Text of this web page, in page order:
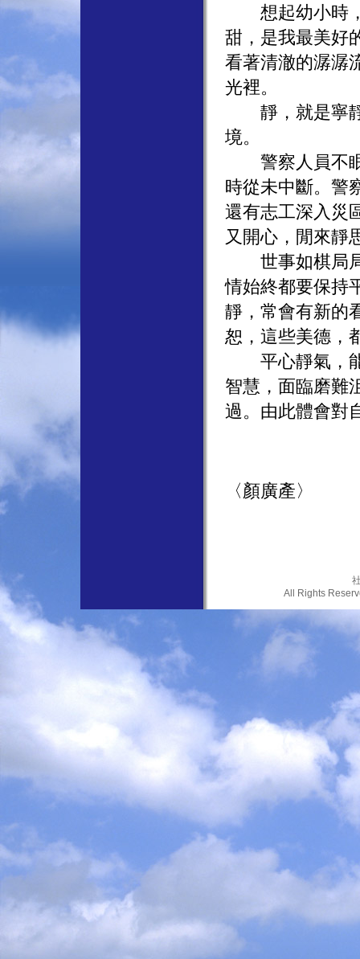
想起幼小時，
甜，是我最美好
看著清澈的潺潺
光裡。
靜，就是寧靜
境。
警察人員不眠
時從未中斷。警
還有志工深入災
又開心，閒來靜
世事如棋局局
情始終都要保持
靜，常會有新的
恕，這些美德，
平心靜氣，能
智慧，面臨磨難
過。由此體會對
〈顏廣產〉
All Rights